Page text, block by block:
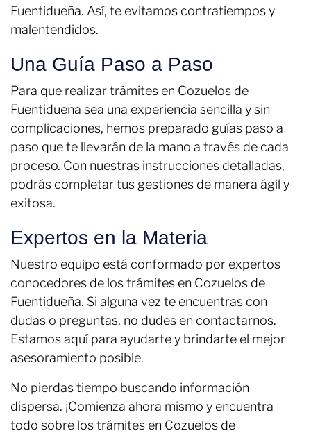
Fuentidueña. Así, te evitamos contratiempos y
malentendidos.
Una Guía Paso a Paso
Para que realizar trámites en Cozuelos de
Fuentidueña sea una experiencia sencilla y sin
complicaciones, hemos preparado guías paso a
paso que te llevarán de la mano a través de cada
proceso. Con nuestras instrucciones detalladas,
podrás completar tus gestiones de manera ágil y
exitosa.
Expertos en la Materia
Nuestro equipo está conformado por expertos
conocedores de los trámites en Cozuelos de
Fuentidueña. Si alguna vez te encuentras con
dudas o preguntas, no dudes en contactarnos.
Estamos aquí para ayudarte y brindarte el mejor
asesoramiento posible.
No pierdas tiempo buscando información
dispersa. ¡Comienza ahora mismo y encuentra
todo sobre los trámites en Cozuelos de